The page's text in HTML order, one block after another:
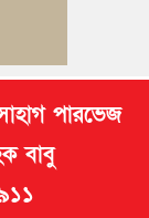
পারভেজ
বাবু